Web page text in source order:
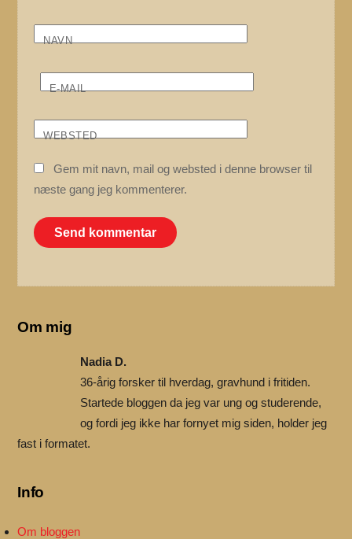
NAVN
E-MAIL
WEBSTED
Gem mit navn, mail og websted i denne browser til
næste gang jeg kommenterer.
Om mig
Nadia D.
36-årig forsker til hverdag, gravhund i fritiden.
Startede bloggen da jeg var ung og studerende,
og fordi jeg ikke har fornyet mig siden, holder jeg
fast i formatet.
Info
Om bloggen